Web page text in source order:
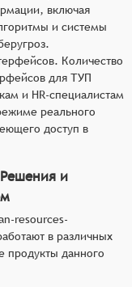
включая
и системы
Количество
для ТУП
и HR-специалистам
реального
доступ в
и
resources-
в различных
продукты данного